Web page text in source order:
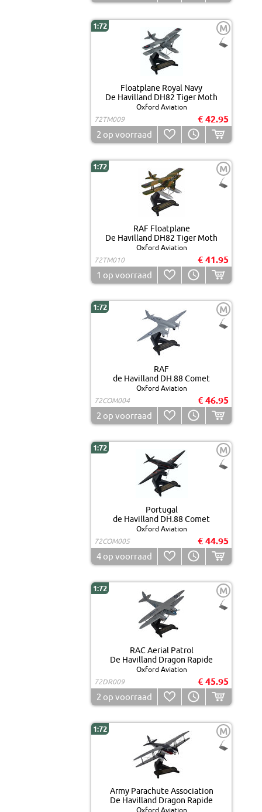
1:72 M
Floatplane Royal Navy
De Havilland DH82 Tiger Moth
Oxford Aviation
72TM009
€ 42.95
2 op voorraad
1:72 M
RAF Floatplane
De Havilland DH82 Tiger Moth
Oxford Aviation
72TM010
€ 41.95
1 op voorraad
1:72 M
RAF
de Havilland DH.88 Comet
Oxford Aviation
72COM004
€ 46.95
2 op voorraad
1:72 M
Portugal
de Havilland DH.88 Comet
Oxford Aviation
72COM005
€ 44.95
4 op voorraad
1:72 M
RAC Aerial Patrol
De Havilland Dragon Rapide
Oxford Aviation
72DR009
€ 45.95
2 op voorraad
1:72 M
Army Parachute Association
De Havilland Dragon Rapide
Oxford Aviation